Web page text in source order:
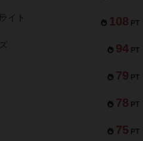
108 PT
イト
94 PT
79 PT
78 PT
75 PT